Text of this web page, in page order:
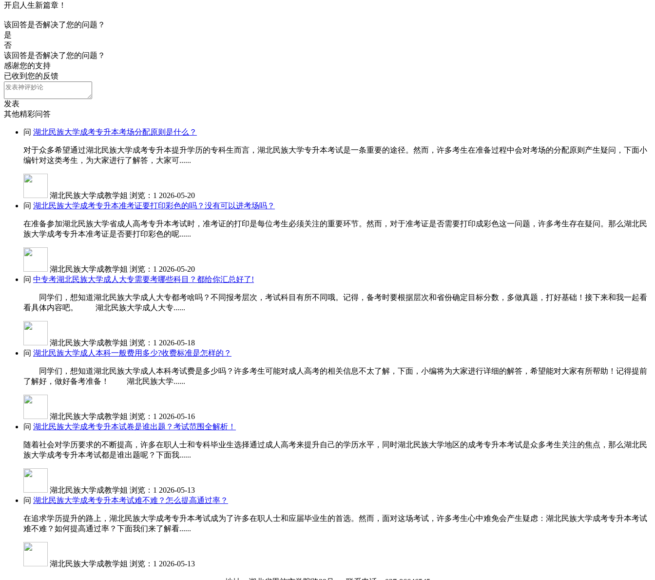
开启人生新篇章！
该回答是否解决了您的问题？
是
否
该回答是否解决了您的问题？
感谢您的支持
已收到您的反馈
发表
其他精彩问答
问 湖北民族大学成考专升本考场分配原则是什么？
对于众多希望通过湖北民族大学成考专升本提升学历的专科生而言，湖北民族大学专升本考试是一条重要的途径。然而，许多考生在准备过程中会对考场的分配原则产生疑问，下面小
编针对这类考生，为大家进行了解答，大家可......
湖北民族大学成教学姐 浏览：1 2026-05-20
问 湖北民族大学成考专升本准考证要打印彩色的吗？没有可以进考场吗？
在准备参加湖北民族大学省成人高考专升本考试时，准考证的打印是每位考生必须关注的重要环节。然而，对于准考证是否需要打印成彩色这一问题，许多考生存在疑问。那么湖北民
族大学成考专升本准考证是否要打印彩色的呢......
湖北民族大学成教学姐 浏览：1 2026-05-20
问 中专考湖北民族大学成人大专需要考哪些科目？都给你汇总好了!
同学们，想知道湖北民族大学成人大专都考啥吗？不同报考层次，考试科目有所不同哦。记得，备考时要根据层次和省份确定目标分数，多做真题，打好基础！接下来和我一起看
看具体内容吧。 湖北民族大学成人大专......
湖北民族大学成教学姐 浏览：1 2026-05-18
问 湖北民族大学成人本科一般费用多少?收费标准是怎样的？
同学们，想知道湖北民族大学成人本科考试费是多少吗？许多考生可能对成人高考的相关信息不太了解，下面，小编将为大家进行详细的解答，希望能对大家有所帮助！记得提前
了解好，做好备考准备！ 湖北民族大学......
湖北民族大学成教学姐 浏览：1 2026-05-16
问 湖北民族大学成考专升本试卷是谁出题？考试范围全解析！
随着社会对学历要求的不断提高，许多在职人士和专科毕业生选择通过成人高考来提升自己的学历水平，同时湖北民族大学地区的成考专升本考试是众多考生关注的焦点，那么湖北民
族大学成考专升本考试都是谁出题呢？下面我......
湖北民族大学成教学姐 浏览：1 2026-05-13
问 湖北民族大学成考专升本考试难不难？怎么提高通过率？
在追求学历提升的路上，湖北民族大学成考专升本考试成为了许多在职人士和应届毕业生的首选。然而，面对这场考试，许多考生心中难免会产生疑虑：湖北民族大学成考专升本考试
难不难？如何提高通过率？下面我们来了解看......
湖北民族大学成教学姐 浏览：1 2026-05-13